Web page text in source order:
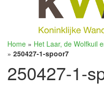
Home » Het Laar, de Wolfkuil
» 250427-1-spoor7
250427-1-